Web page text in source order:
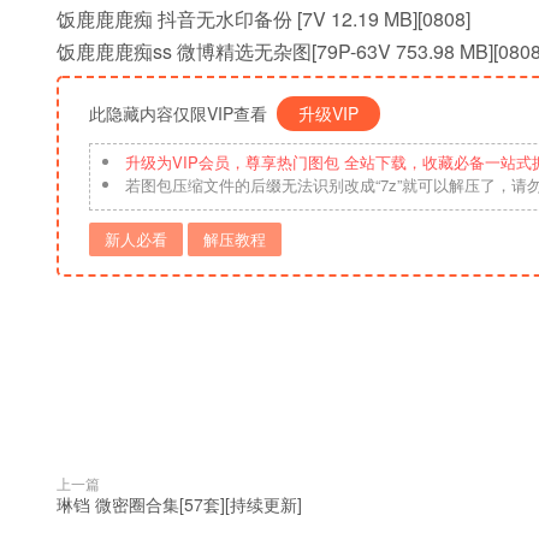
饭鹿鹿鹿痴 抖音无水印备份 [7V 12.19 MB][0808]
饭鹿鹿鹿痴ss 微博精选无杂图[79P-63V 753.98
此隐藏内容仅限VIP查看 升级VIP
升级为VIP会员，尊享热门图包 全站下载，收藏必备一站式
若图包压缩文件的后缀无法识别改成“7z”就可以解压了，请
新人必看 解压教程
上一篇
琳铛 微密圈合集[57套][持续更新]